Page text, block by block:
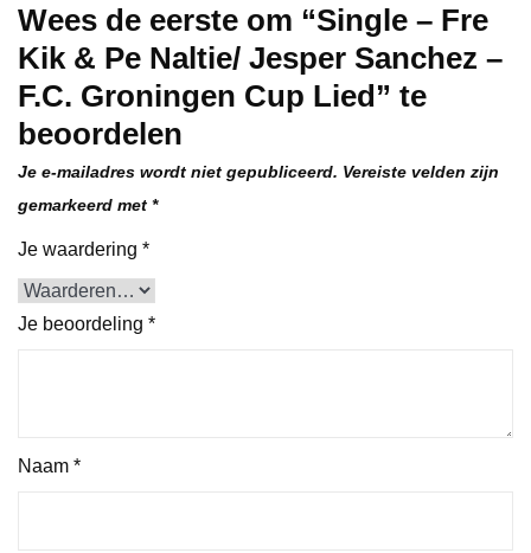
Cup
Lied
aantal
Wees de eerste om “Single – Fre
Kik & Pe Naltie/ Jesper Sanchez –
F.C. Groningen Cup Lied” te
beoordelen
Je e-mailadres wordt niet gepubliceerd. Vereiste velden zijn
gemarkeerd met *
Je waardering *
Je beoordeling *
Naam *